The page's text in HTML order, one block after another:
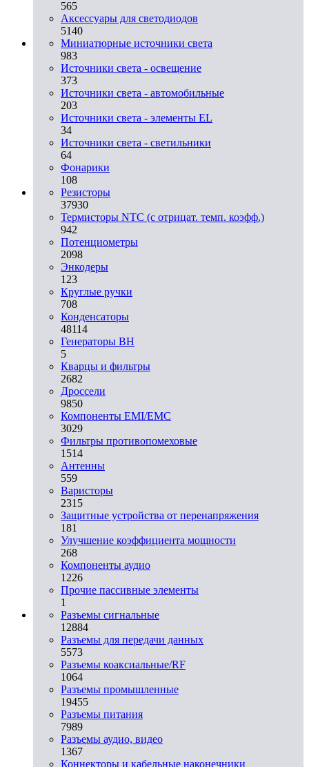
565
Аксессуары для светодиодов
5140
Миниатюрные источники света
983
Источники света - освещение
373
Источники света - автомобильные
203
Источники света - элементы EL
34
Источники света - светильники
64
Фонарики
108
Резисторы
37930
Термисторы NTC (с отрицат. темп. коэфф.)
942
Потенциометры
2098
Энкодеры
123
Круглые ручки
708
Конденсаторы
48114
Генераторы ВН
5
Кварцы и фильтры
2682
Дроссели
9850
Компоненты EMI/EMC
3029
Фильтры противопомеховые
1514
Антенны
559
Варисторы
2315
Защитные устройства от перенапряжения
181
Улучшение коэффициента мощности
268
Компоненты аудио
1226
Прочие пассивные элементы
1
Разъeмы сигнальные
12884
Разъeмы для передачи данных
5573
Разъeмы коаксиальные/RF
1064
Разъeмы промышленные
19455
Разъeмы питания
7989
Разъeмы аудио, видео
1367
Коннекторы и кабельные наконечники